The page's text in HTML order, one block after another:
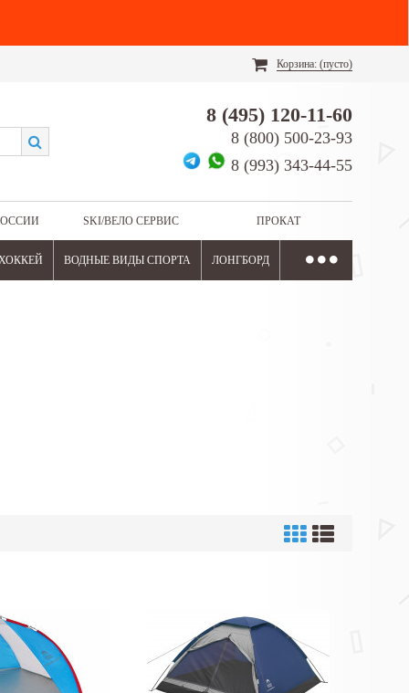
Корзина: (пусто)
8 (495) 120-11-60
8 (800) 500-23-93
8 (993) 343-44-55
SKI/ВЕЛО СЕРВИС ПРОКАТ
ВОДНЫЕ ВИДЫ СПОРТА ЛОНГБОРД